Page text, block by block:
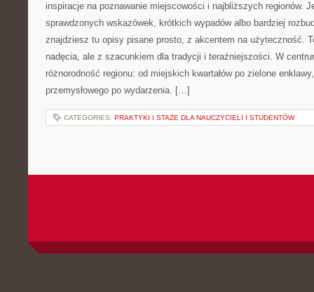
inspiracje na poznawanie miejscowości i najbliższych regionów.
sprawdzonych wskazówek, krótkich wypadów albo bardziej
znajdziesz tu opisy pisane prosto, z akcentem na użyteczność.
nadęcia, ale z szacunkiem dla tradycji i teraźniejszości. W
różnorodność regionu: od miejskich kwartałów po zielone
przemysłowego po wydarzenia. […]
CATEGORIES: PRAKTYKI I STAŻE DLA NAUCZYCIELI I STUDENTÓW